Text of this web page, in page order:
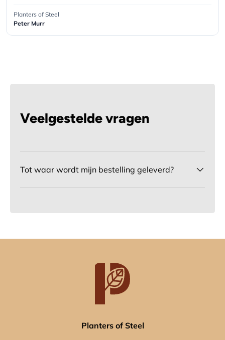
Planters of Steel
Peter Murr
Veelgestelde vragen
Tot waar wordt mijn bestelling geleverd?
Planters of Steel